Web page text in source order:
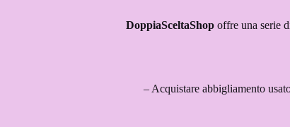
DoppiaSceltaShop offre una serie
– Acquistare abbigliamento